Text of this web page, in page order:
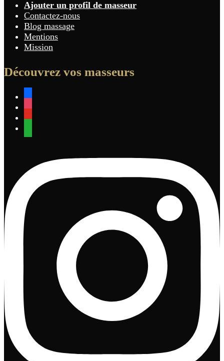
Ajouter un profil de masseur
Contactez-nous
Blog massage
Mentions
Mission
Découvrez vos masseurs
facebook
instagram
youtube